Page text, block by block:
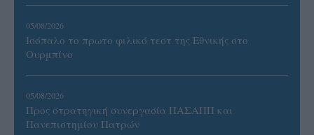
05/08/2026
Ισόπαλο το πρωτο φιλικό τεστ της Εθνικής στο
Ουρμπίνο
05/08/2026
Προς στρατηγική συνεργασία ΠΑΣΑΠΠ και
Πανεπιστημίου Πατρών